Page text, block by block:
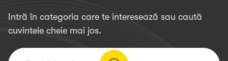
Intră în categoria care te interesează sau caută
cuvintele cheie mai jos.